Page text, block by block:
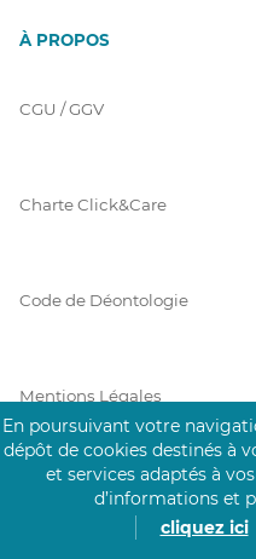
À PROPOS
CGU / GGV
Charte Click&Care
Code de Déontologie
Mentions Légales
Prérequis Click&Care
En poursuivant votre
dépôt de cookies destinés à
et services adaptés à
d’informations et
cliquez ici